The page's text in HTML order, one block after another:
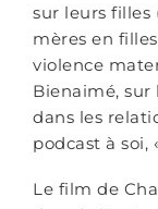
sur leurs filles
mères en
violence
Bienaimé,
dans les
podcast à soi,
Le film de